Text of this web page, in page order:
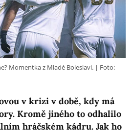
v krizi v době, kdy má
Kromě jiného to odhalilo
hráčském kádru. Jak ho
Momentka z Mladé Boleslavi.
Foto: